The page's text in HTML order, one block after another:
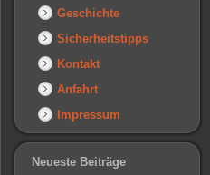
Geschichte
Sicherheitstipps
Kontakt
Anfahrt
Impressum
Neueste Beiträge